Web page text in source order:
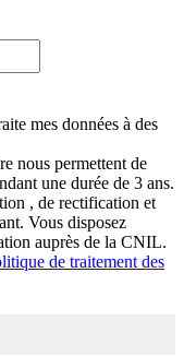
mes données à des
nous permettent de
une durée de 3 ans.
, de rectification et
Vous disposez
auprès de la CNIL.
de traitement des